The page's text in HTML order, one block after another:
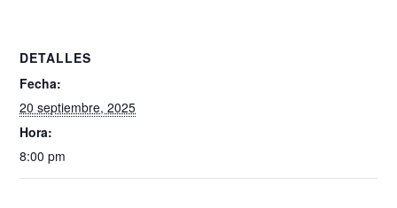
DETALLES
Fecha:
20 septiembre, 2025
Hora:
8:00 pm